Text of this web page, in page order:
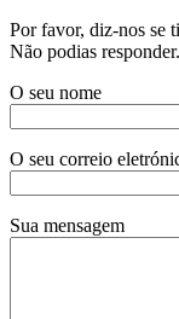
Por favor, diz-nos se
Não podias responder.
O seu nome
O seu correio
Sua mensagem